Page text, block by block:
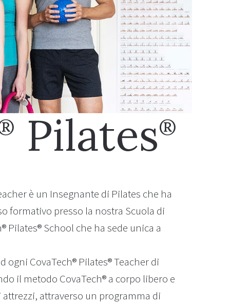
Pilates®
è un Insegnante di Pilates che ha
formativo presso la nostra Scuola di
Pilates® School che ha sede unica a
ogni CovaTech® Pilates® Teacher di
il metodo CovaTech® a corpo libero e
attraverso un programma di